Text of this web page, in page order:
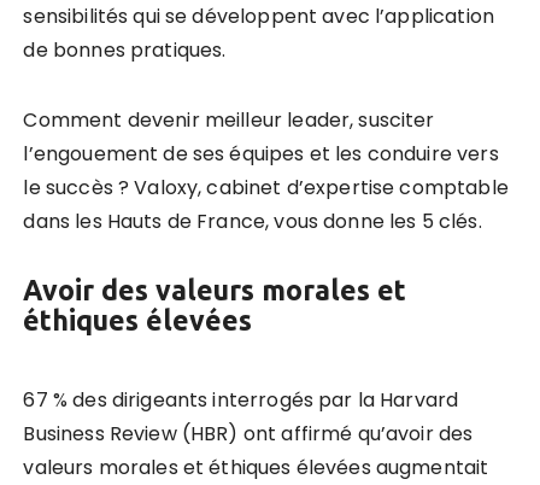
sensibilités qui se développent avec l’application
de bonnes pratiques.
Comment devenir meilleur leader, susciter
l’engouement de ses équipes et les conduire vers
le succès ? Valoxy, cabinet d’expertise comptable
dans les Hauts de France, vous donne les 5 clés.
Avoir des valeurs morales et
éthiques élevées
67 % des dirigeants interrogés par la Harvard
Business Review (HBR) ont affirmé qu’avoir des
valeurs morales et éthiques élevées augmentait